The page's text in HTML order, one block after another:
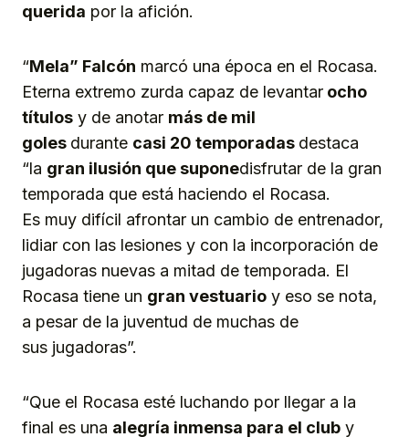
querida por la afición.
“Mela” Falcón marcó una época en el Rocasa.
Eterna extremo zurda capaz de levantar ocho
títulos y de anotar más de mil
goles durante casi 20 temporadas destaca
“la gran ilusión que suponedisfrutar de la gran
temporada que está haciendo el Rocasa.
Es muy difícil afrontar un cambio de entrenador,
lidiar con las lesiones y con la incorporación de
jugadoras nuevas a mitad de temporada. El
Rocasa tiene un gran vestuario y eso se nota,
a pesar de la juventud de muchas de
sus jugadoras”.
“Que el Rocasa esté luchando por llegar a la
final es una alegría inmensa para el club y